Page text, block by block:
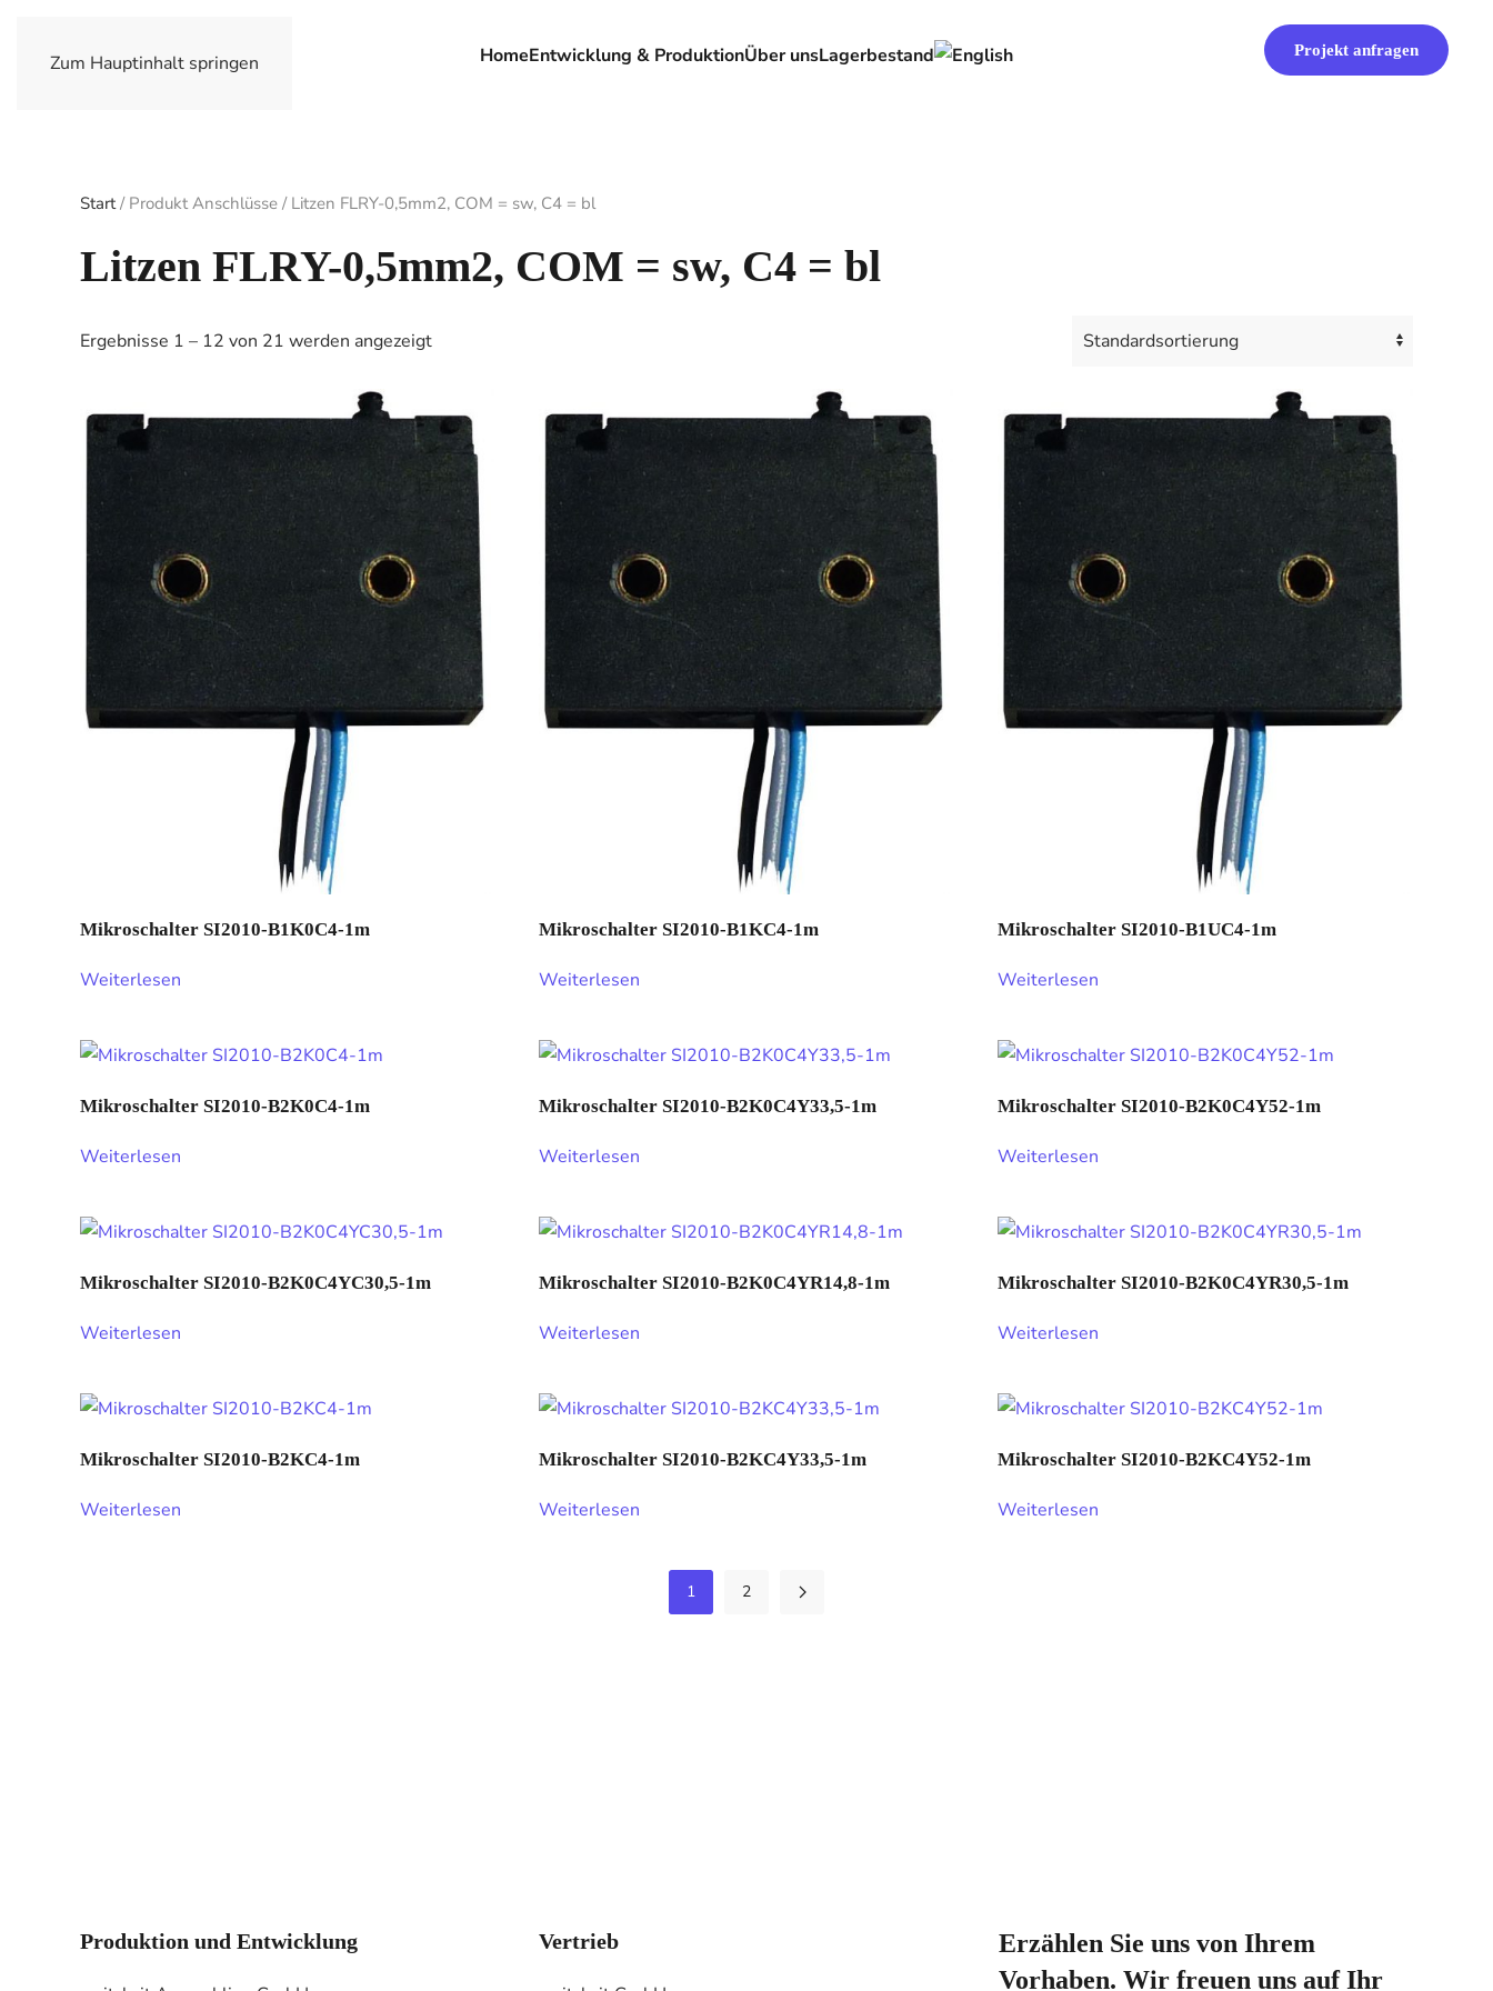
Zum Hauptinhalt springen HomeEntwicklung & ProduktionÜber unsLagerbestand Projekt anfragen
Start/ Produkt Anschlüsse / Litzen FLRY-0,5mm2, COM = sw, C4 = bl
Litzen FLRY-0,5mm2, COM = sw, C4 = bl
Ergebnisse 1 – 12 von 21 werden angezeigt
Mikroschalter SI2010-B1K0C4-1m
Weiterlesen
Mikroschalter SI2010-B1KC4-1m
Weiterlesen
Mikroschalter SI2010-B1UC4-1m
Weiterlesen
Mikroschalter SI2010-B2K0C4-1m
Weiterlesen
Mikroschalter SI2010-B2K0C4Y33,5-1m
Weiterlesen
Mikroschalter SI2010-B2K0C4Y52-1m
Weiterlesen
Mikroschalter SI2010-B2K0C4YC30,5-1m
Weiterlesen
Mikroschalter SI2010-B2K0C4YR14,8-1m
Weiterlesen
Mikroschalter SI2010-B2K0C4YR30,5-1m
Weiterlesen
Mikroschalter SI2010-B2KC4-1m
Weiterlesen
Mikroschalter SI2010-B2KC4Y33,5-1m
Weiterlesen
Mikroschalter SI2010-B2KC4Y52-1m
Weiterlesen
1 2
Produktion und Entwicklung Vertrieb
Erzählen Sie uns von Ihrem
Vorhaben. Wir freuen uns auf Ihr